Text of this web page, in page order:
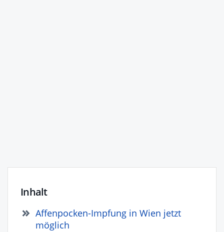
Inhalt
Affenpocken-Impfung in Wien jetzt
möglich